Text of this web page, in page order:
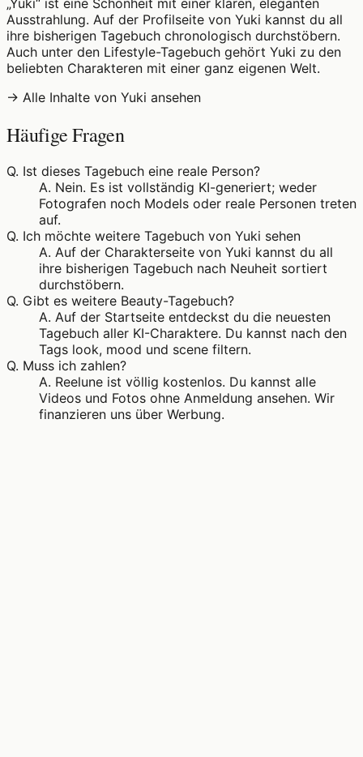
Ausstrahlung. Auf der Profilseite von Yuki kannst du all
ihre bisherigen Tagebuch chronologisch durchstöbern.
Auch unter den Lifestyle-Tagebuch gehört Yuki zu den
beliebten Charakteren mit einer ganz eigenen Welt.
→ Alle Inhalte von Yuki ansehen
Häufige Fragen
Q. Ist dieses Tagebuch eine reale Person?
A. Nein. Es ist vollständig KI-generiert; weder
Fotografen noch Models oder reale Personen treten
auf.
Q. Ich möchte weitere Tagebuch von Yuki sehen
A. Auf der Charakterseite von Yuki kannst du all
ihre bisherigen Tagebuch nach Neuheit sortiert
durchstöbern.
Q. Gibt es weitere Beauty-Tagebuch?
A. Auf der Startseite entdeckst du die neuesten
Tagebuch aller KI-Charaktere. Du kannst nach den
Tags look, mood und scene filtern.
Q. Muss ich zahlen?
A. Reelune ist völlig kostenlos. Du kannst alle
Videos und Fotos ohne Anmeldung ansehen. Wir
finanzieren uns über Werbung.